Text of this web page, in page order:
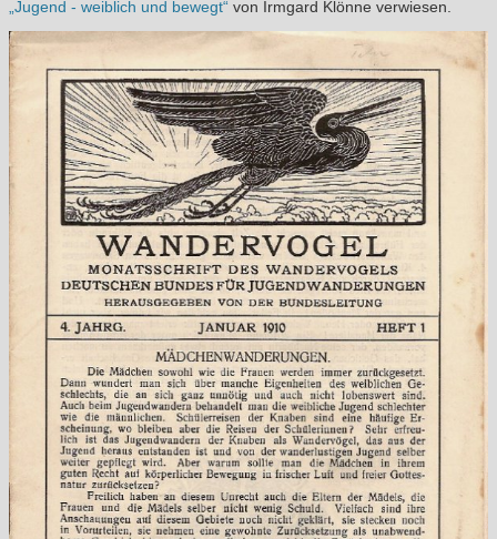
„Jugend - weiblich und bewegt“ von Irmgard Klönne verwiesen.